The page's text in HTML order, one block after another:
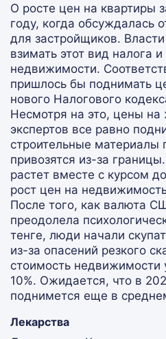
О росте цен на квартиры
году, когда обсуждалась
для застройщиков.
взимать этот вид налога
недвижимости.
пришлось бы поднимать
нового Налогового
Несмотря на это, цены на
экспертов все равно
строительные материалы
привозятся из-за
растет вместе с курсом
рост цен на
После того, как валюта
преодолела
тенге, люди начали
из-за опасений резкого
стоимость
10%. Ожидается, что в
поднимется еще в
Лекарства